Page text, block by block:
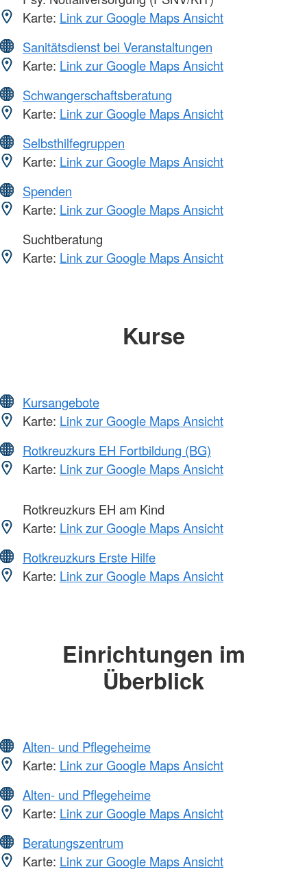
Karte: Link zur Google Maps Ansicht
Sanitätsdienst bei Veranstaltungen
Karte: Link zur Google Maps Ansicht
Schwangerschaftsberatung
Karte: Link zur Google Maps Ansicht
Selbsthilfegruppen
Karte: Link zur Google Maps Ansicht
Spenden
Karte: Link zur Google Maps Ansicht
Suchtberatung
Karte: Link zur Google Maps Ansicht
Kurse
Kursangebote
Karte: Link zur Google Maps Ansicht
Rotkreuzkurs EH Fortbildung (BG)
Karte: Link zur Google Maps Ansicht
Rotkreuzkurs EH am Kind
Karte: Link zur Google Maps Ansicht
Rotkreuzkurs Erste Hilfe
Karte: Link zur Google Maps Ansicht
Einrichtungen im
Überblick
Alten- und Pflegeheime
Karte: Link zur Google Maps Ansicht
Alten- und Pflegeheime
Karte: Link zur Google Maps Ansicht
Beratungszentrum
Karte: Link zur Google Maps Ansicht